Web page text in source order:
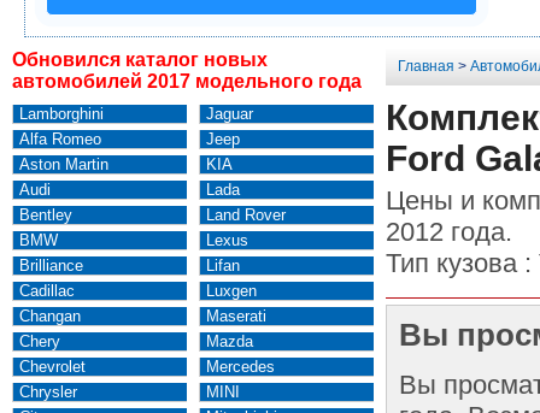
Обновился каталог новых
автомобилей 2017 модельного года
Lamborghini
Alfa Romeo
Aston Martin
Audi
Bentley
BMW
Brilliance
Cadillac
Changan
Chery
Chevrolet
Chrysler
Jaguar
Jeep
KIA
Lada
Land Rover
Lexus
Lifan
Luxgen
Maserati
Mazda
Mercedes
MINI
Главная >
Ford
Цены и
2012 года.
Тип кузова :
Вы
Вы